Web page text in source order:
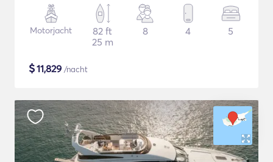
Motorjacht
82 ft
25 m
8 4 5
$11,829 /nacht